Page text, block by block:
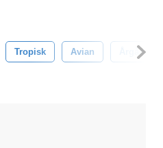
Tropisk Avian Årgång